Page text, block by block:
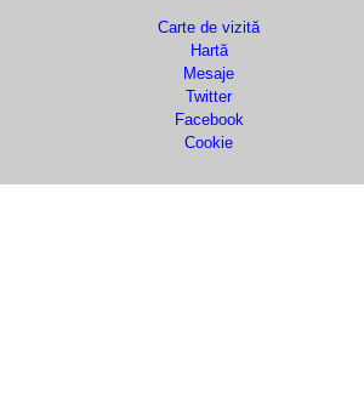
Carte de vizită
Hartă
Mesaje
Twitter
Facebook
Cookie